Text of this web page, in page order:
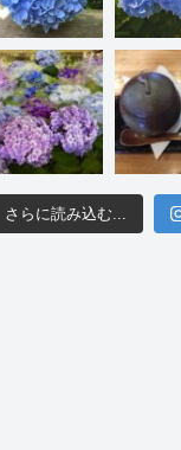
さらに読み込む...